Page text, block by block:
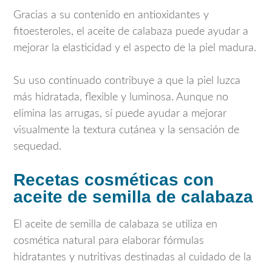
Gracias a su contenido en antioxidantes y
fitoesteroles, el aceite de calabaza puede ayudar a
mejorar la elasticidad y el aspecto de la piel madura.
Su uso continuado contribuye a que la piel luzca
más hidratada, flexible y luminosa. Aunque no
elimina las arrugas, sí puede ayudar a mejorar
visualmente la textura cutánea y la sensación de
sequedad.
Recetas cosméticas con
aceite de semilla de calabaza
El aceite de semilla de calabaza se utiliza en
cosmética natural para elaborar fórmulas
hidratantes y nutritivas destinadas al cuidado de la